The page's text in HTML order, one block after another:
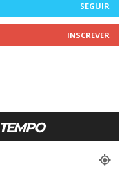
SEGUIR
INSCREVER